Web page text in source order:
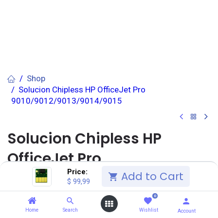
Price:
$ 99,99 Add to Cart
Home Search
0
Wishlist Account
Shop
Solucion Chipless HP OfficeJet Pro
9010/9012/9013/9014/9015
Solucion Chipless HP
OfficeJet Pro
9010/9012/9013/9014/9015
(0 reseña)
SALCEDO (4.0) Unidad(es)